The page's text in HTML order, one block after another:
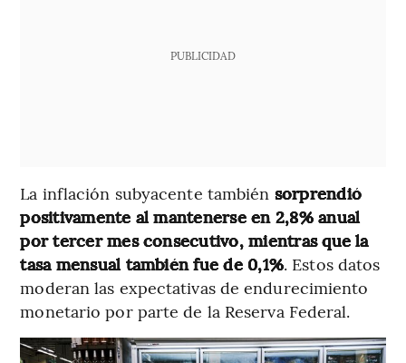
PUBLICIDAD
La inflación subyacente también sorprendió
positivamente al mantenerse en 2,8% anual
por tercer mes consecutivo, mientras que la
tasa mensual también fue de 0,1%. Estos datos
moderan las expectativas de endurecimiento
monetario por parte de la Reserva Federal.